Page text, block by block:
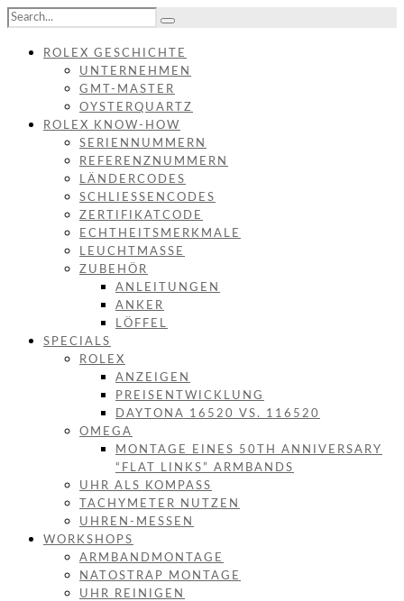
ROLEX GESCHICHTE
UNTERNEHMEN
GMT-MASTER
OYSTERQUARTZ
ROLEX KNOW-HOW
SERIENNUMMERN
REFERENZNUMMERN
LÄNDERCODES
SCHLIESSENCODES
ZERTIFIKATCODE
ECHTHEITSMERKMALE
LEUCHTMASSE
ZUBEHÖR
ANLEITUNGEN
ANKER
LÖFFEL
SPECIALS
ROLEX
ANZEIGEN
PREISENTWICKLUNG
DAYTONA 16520 VS. 116520
OMEGA
MONTAGE EINES 50TH ANNIVERSARY
“FLAT LINKS” ARMBANDS
UHR ALS KOMPASS
TACHYMETER NUTZEN
UHREN-MESSEN
WORKSHOPS
ARMBANDMONTAGE
NATOSTRAP MONTAGE
UHR REINIGEN